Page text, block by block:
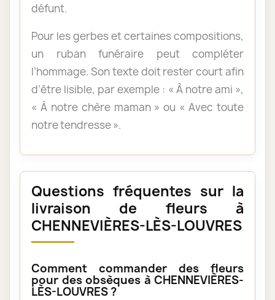
défunt.
Pour les gerbes et certaines compositions,
un ruban funéraire peut compléter
l’hommage. Son texte doit rester court afin
d’être lisible, par exemple : « À notre ami »,
« À notre chère maman » ou « Avec toute
notre tendresse ».
Questions fréquentes sur la
livraison de fleurs à
CHENNEVIÈRES-LÈS-LOUVRES
Comment commander des fleurs
pour des obsèques à CHENNEVIÈRES-
LÈS-LOUVRES ?